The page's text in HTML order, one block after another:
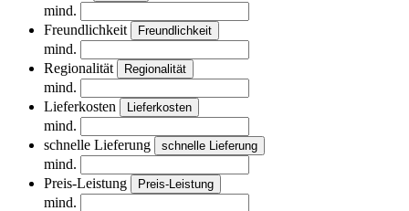
mind.
Freundlichkeit
Freundlichkeit
mind.
Regionalität
Regionalität
mind.
Lieferkosten
Lieferkosten
mind.
schnelle Lieferung
schnelle Lieferung
mind.
Preis-Leistung
Preis-Leistung
mind.